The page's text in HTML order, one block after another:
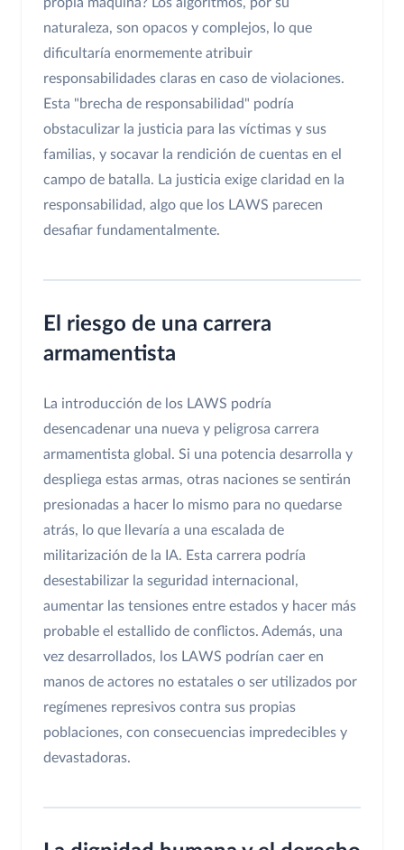
naturaleza, son opacos y complejos, lo que
dificultaría enormemente atribuir
responsabilidades claras en caso de violaciones.
Esta "brecha de responsabilidad" podría
obstaculizar la justicia para las víctimas y sus
familias, y socavar la rendición de cuentas en el
campo de batalla. La justicia exige claridad en la
responsabilidad, algo que los LAWS parecen
desafiar fundamentalmente.
El riesgo de una carrera
armamentista
La introducción de los LAWS podría
desencadenar una nueva y peligrosa carrera
armamentista global. Si una potencia desarrolla y
despliega estas armas, otras naciones se sentirán
presionadas a hacer lo mismo para no quedarse
atrás, lo que llevaría a una escalada de
militarización de la IA. Esta carrera podría
desestabilizar la seguridad internacional,
aumentar las tensiones entre estados y hacer más
probable el estallido de conflictos. Además, una
vez desarrollados, los LAWS podrían caer en
manos de actores no estatales o ser utilizados por
regímenes represivos contra sus propias
poblaciones, con consecuencias impredecibles y
devastadoras.